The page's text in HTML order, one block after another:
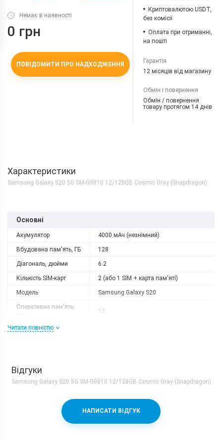
Немає в наявності
0 грн
ПОВІДОМИТИ ПРО НАДХОДЖЕННЯ
Криптовалютою USDT,
без комісії
Оплата при отриманні,
на пошті
Гарантія
12 місяців від магазину
Обмін і повернення
Обмін / повернення
товару протягом 14 днів
Характеристики
Samsung Galaxy S20 5G SM-G9810 12/128GB Cosmic Gray (Snapdragon)
Основні
Акумулятор 4000 мАч (незнімний)
Вбудована пам'ять, ГБ 128
Діагональ, дюйми 6.2
Кількість SIM-карт 2 (або 1 SIM + карта пам'яті)
Модель Samsung Galaxy S20
Оперативна пам'ять,
12
Роздільна здатність
Процесор
Qualcomm Snapdragon 865 + Adreno
650
Читати повністю
Відгуки
Samsung Galaxy S20 5G SM-G9810 12/128GB Cosmic Gray (Snapdragon)
НАПИСАТИ ВІДГУК